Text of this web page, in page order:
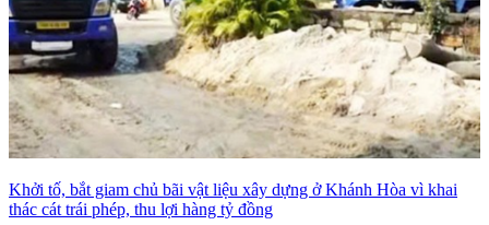
Khởi tố, bắt giam chủ bãi vật liệu xây dựng ở Khánh Hòa vì khai
thác cát trái phép, thu lợi hàng tỷ đồng